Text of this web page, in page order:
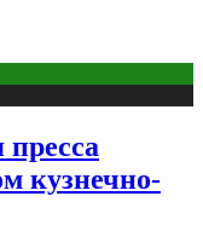
пресса
кузнечно-